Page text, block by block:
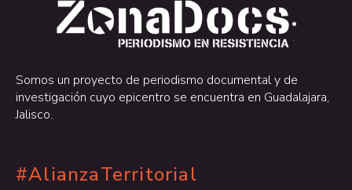
.
.
Somos un proyecto de periodismo documental y de
investigación cuyo epicentro se encuentra en Guadalajara,
Jalisco.
#AlianzaTerritorial